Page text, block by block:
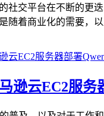
社交平台在不断的更
随着商业化的需要，
逊云EC2服务